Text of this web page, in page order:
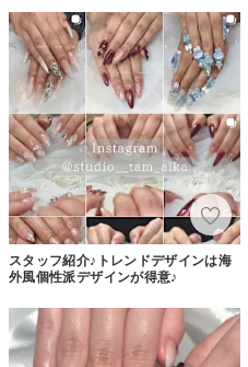
スタッフ紹介♪トレンドデザインは海
外風個性派デザインが得意♪